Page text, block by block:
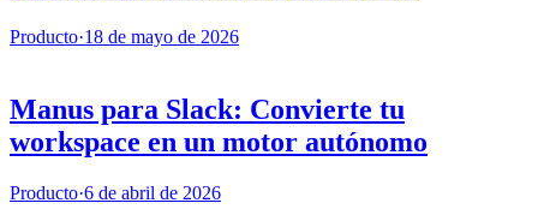
Producto·18 de mayo de 2026
Manus para Slack: Convierte tu
workspace en un motor autónomo
Producto·6 de abril de 2026